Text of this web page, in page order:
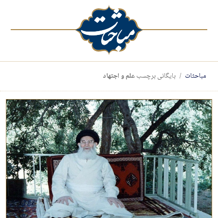
مباحثات بایگانی برچسبعلم و اجتهاد